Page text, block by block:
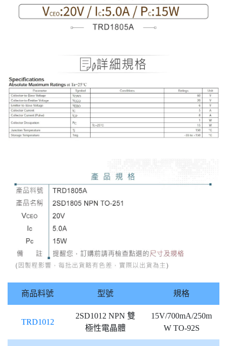
商品料號 型號 規格
TRD1012
2SD1012 NPN 雙
極性電晶體
15V/700mA/250m
W TO-92S